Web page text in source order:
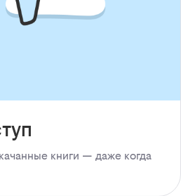
книги — даже когда